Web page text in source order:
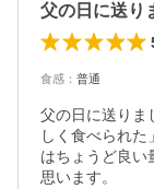
食感 ： 普通
父の日に送りま
しく食べられ
はちょうど良い
思います。